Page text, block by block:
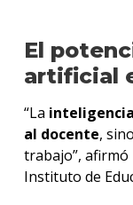
El
artificial
“La
al docente,
trabajo”, afirmó
Instituto de